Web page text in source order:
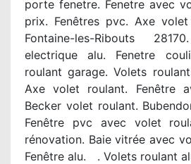
porte fenetre. Fenetre avec
prix. Fenêtres pvc. Axe
Fontaine-les-Ribouts
electrique alu. Fenetre
roulant garage. Volets
Axe volet roulant. Fenêtre
Becker volet roulant.
Fenêtre pvc avec volet
rénovation. Baie vitrée avec
Fenêtre alu. . Volets roulant